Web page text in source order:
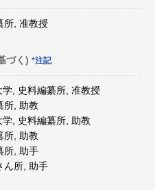
所, 准教授
づく) *注記
, 史料編纂所, 准教授
所, 助教
, 史料編纂所, 助教
所, 助教
所, 助手
ん所, 助手